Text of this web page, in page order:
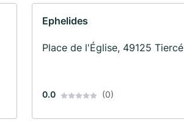
Ephelides
Place de l'Église, 49125 Tiercé
0.0 (0)